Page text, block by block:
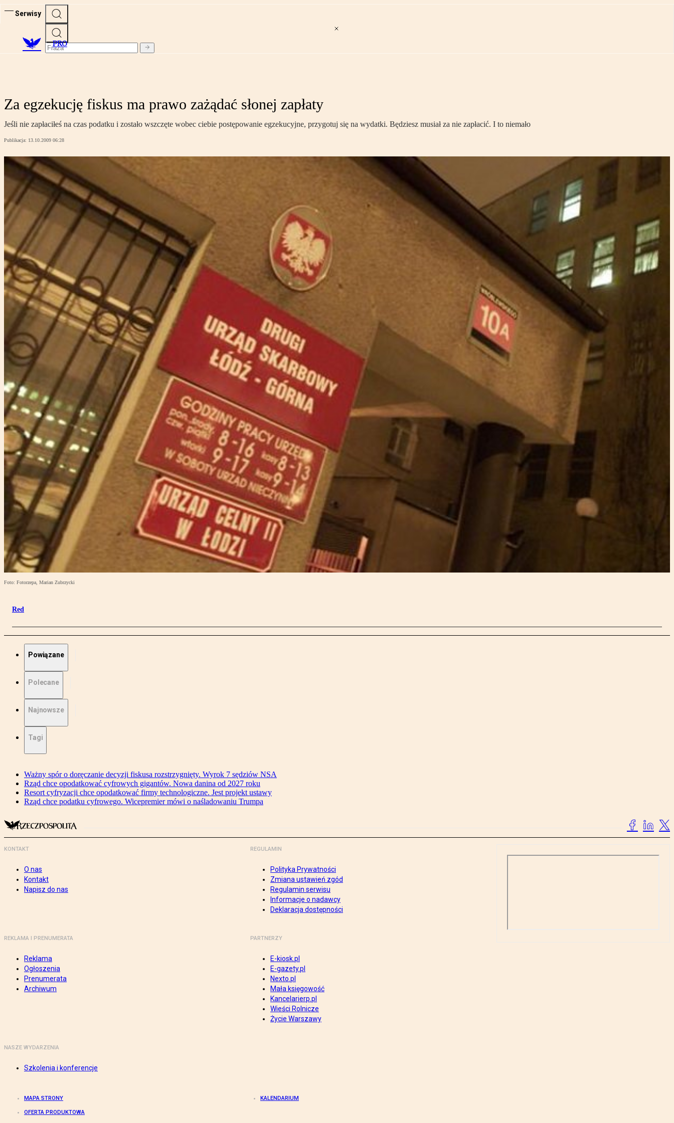
Serwisy
PRO
Za egzekucję fiskus ma prawo zażądać słonej zapłaty
Jeśli nie zapłaciłeś na czas podatku i zostało wszczęte wobec ciebie postępowanie egzekucyjne, przygotuj się na wydatki. Będziesz musiał za nie zapłacić. I to niemało
Publikacja: 13.10.2009 06:28
Foto: Fotorzepa, Marian Zubrzycki
Red
Powiązane
Polecane
Najnowsze
Tagi
Ważny spór o doręczanie decyzji fiskusa rozstrzygnięty. Wyrok 7 sędziów NSA
Rząd chce opodatkować cyfrowych gigantów. Nowa danina od 2027 roku
Resort cyfryzacji chce opodatkować firmy technologiczne. Jest projekt ustawy
Rząd chce podatku cyfrowego. Wicepremier mówi o naśladowaniu Trumpa
KONTAKT
O nas
Kontakt
Napisz do nas
REGULAMIN
Polityka Prywatności
Zmiana ustawień zgód
Regulamin serwisu
Informacje o nadawcy
Deklaracja dostępności
REKLAMA I PRENUMERATA
Reklama
Ogłoszenia
Prenumerata
Archiwum
PARTNERZY
E-kiosk.pl
E-gazety.pl
Nexto.pl
Mała księgowość
Kancelarierp.pl
Wieści Rolnicze
Życie Warszawy
NASZE WYDARZENIA
Szkolenia i konferencje
MAPA STRONY KALENDARIUM
OFERTA PRODUKTOWA